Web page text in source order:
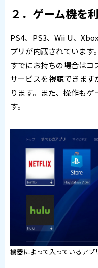
２．ゲーム機を
PS4、PS3、Wii U、
プリが内蔵されています。
すでにお持ちの場合は
サービスを視聴できま
ります。また、操作も
す。
機器によって入っているアプ